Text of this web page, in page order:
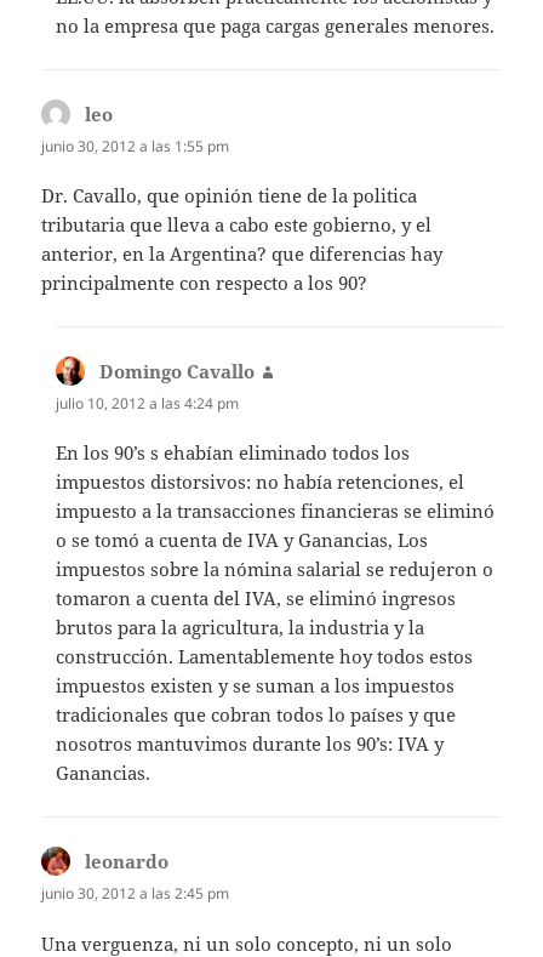
no la empresa que paga cargas generales menores.
leo
junio 30, 2012 a las 1:55 pm
Dr. Cavallo, que opinión tiene de la politica
tributaria que lleva a cabo este gobierno, y el
anterior, en la Argentina? que diferencias hay
principalmente con respecto a los 90?
Domingo Cavallo
julio 10, 2012 a las 4:24 pm
En los 90’s s ehabían eliminado todos los
impuestos distorsivos: no había retenciones, el
impuesto a la transacciones financieras se eliminó
o se tomó a cuenta de IVA y Ganancias, Los
impuestos sobre la nómina salarial se redujeron o
tomaron a cuenta del IVA, se eliminó ingresos
brutos para la agricultura, la industria y la
construcción. Lamentablemente hoy todos estos
impuestos existen y se suman a los impuestos
tradicionales que cobran todos lo países y que
nosotros mantuvimos durante los 90’s: IVA y
Ganancias.
leonardo
junio 30, 2012 a las 2:45 pm
Una verguenza, ni un solo concepto, ni un solo